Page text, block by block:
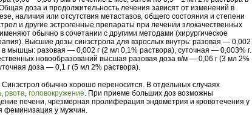
доза и продолжительность лечения зависят от изменений в
наличия или отсутствия метастазов, общего состояния и степени
и другие эстрогенные препараты при лечении злокачественных
обычно в сочетании с другими методами (хирургическое
Высшие дозы синэстрола для взрослых внутрь: разовая — 0,002
в мышцы: разовая — 0,002 г (2 мл 0,1% раствора), суточная — 0,003% г.
новообразований высшая разовая доза в/м — 0,06 г (3 мл 2%
доза — 0,1 г (5 мл 2% раствора).
Синэстрол обычно хорошо переносится. В отдельных случаях
, рвота, головокружение. При приеме больших доз возможны
печени, чрезмерная пролиферация эндометрия и кровотечения у
у мужчин.